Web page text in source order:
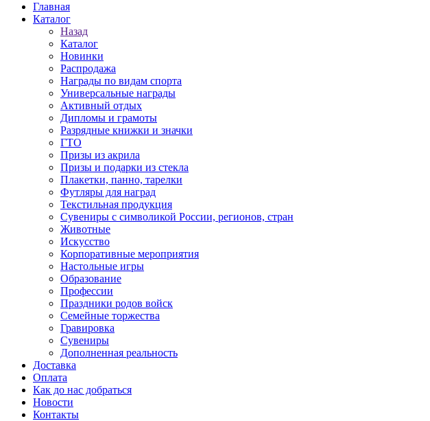
Главная
Каталог
Назад
Каталог
Новинки
Распродажа
Награды по видам спорта
Универсальные награды
Активный отдых
Дипломы и грамоты
Разрядные книжки и значки
ГТО
Призы из акрила
Призы и подарки из стекла
Плакетки, панно, тарелки
Футляры для наград
Текстильная продукция
Сувениры с символикой России, регионов, стран
Животные
Искусство
Корпоративные мероприятия
Настольные игры
Образование
Профессии
Праздники родов войск
Семейные торжества
Гравировка
Сувениры
Дополненная реальность
Доставка
Оплата
Как до нас добраться
Новости
Контакты